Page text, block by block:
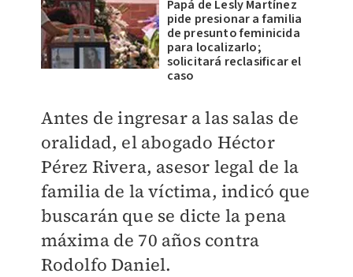
Papá de Lesly Martínez
pide presionar a familia
de presunto feminicida
para localizarlo;
solicitará reclasificar el
caso
Antes de ingresar a las salas de
oralidad, el abogado Héctor
Pérez Rivera, asesor legal de la
familia de la víctima, indicó que
buscarán que se dicte la pena
máxima de 70 años contra
Rodolfo Daniel.